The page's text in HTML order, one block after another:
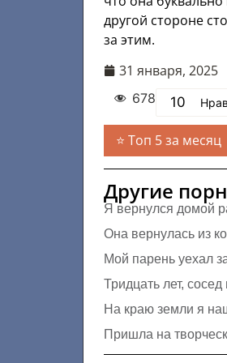
другой стороне
за этим.
31 января, 2025
678 10
Топ 5 за месяц
Другие
Я вернулся домой
Она вернулась из
Мой парень уехал
Тридцать лет,
На краю земли я
Пришла на